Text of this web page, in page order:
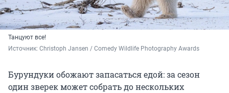
Танцуют все!
Источник: Christoph Jansen / Comedy Wildlife Photography Awards
Бурундуки обожают запасаться едой: за сезон
один зверек может собрать до нескольких